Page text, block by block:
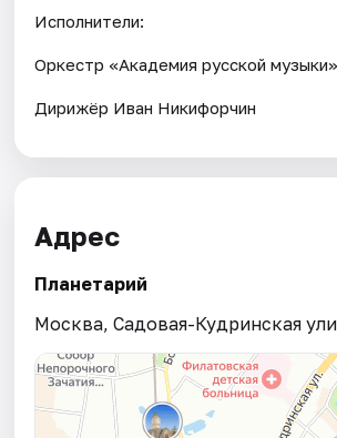
Исполнители:
Оркестр «Академия русской музыки»
Дирижёр Иван Никифорчин
Адрес
Планетарий
Москва, Садовая-Кудринская